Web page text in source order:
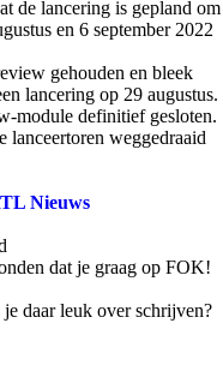
de lancering is gepland om
en 6 september 2022
gehouden en bleek
lancering op 29 augustus.
module definitief gesloten.
lanceertoren weggedraaid
Nieuws
dat je graag op FOK!
daar leuk over schrijven?